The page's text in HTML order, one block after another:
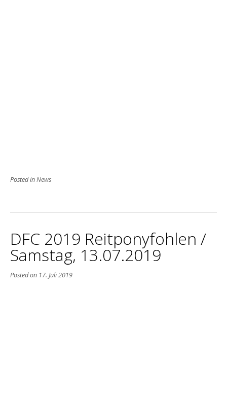
Posted inNews
DFC 2019 Reitponyfohlen /
Samstag, 13.07.2019
Posted on 17. Juli 2019